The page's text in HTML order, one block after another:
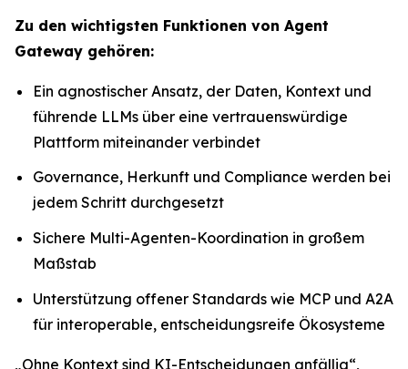
Zu den wichtigsten Funktionen von Agent
Gateway gehören:
Ein agnostischer Ansatz, der Daten, Kontext und
führende LLMs über eine vertrauenswürdige
Plattform miteinander verbindet
Governance, Herkunft und Compliance werden bei
jedem Schritt durchgesetzt
Sichere Multi-Agenten-Koordination in großem
Maßstab
Unterstützung offener Standards wie MCP und A2A
für interoperable, entscheidungsreife Ökosysteme
„Ohne Kontext sind KI-Entscheidungen anfällig“,